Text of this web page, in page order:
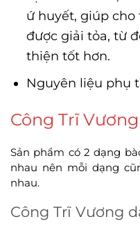
ứ huyết, giúp
được giải tỏa, từ
thiện tốt hơn.
Nguyên liệu phụ
Công Trĩ
Sản phẩm có 2 dạng
nhau nên mỗi dạng
nhau.
Công Trĩ Vương